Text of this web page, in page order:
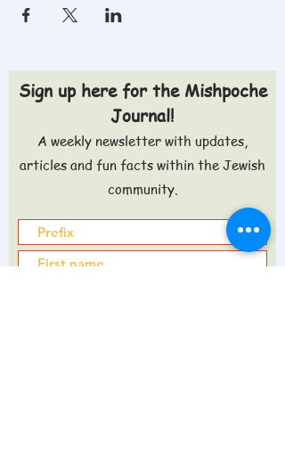
Sign up here for the Mishpoche
Journal!
A weekly newsletter with updates,
articles and fun facts within the Jewish
community.